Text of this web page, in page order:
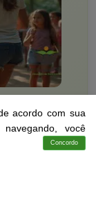
acordo com sua
você
Concordo
Login